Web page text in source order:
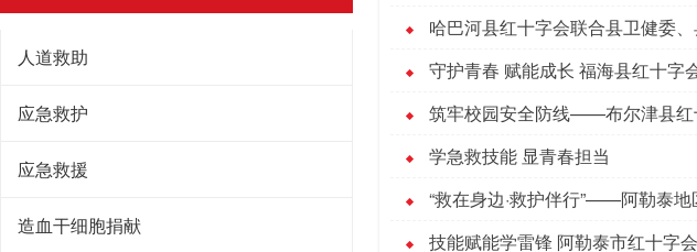
人道救助
应急救护
应急救援
造血干细胞捐献
哈巴河县红十字会联合县卫健委
守护青春 赋能成长 福海县红十字
筑牢校园安全防线——布尔津县红
学急救技能 显青春担当
“救在身边·救护伴行”——阿勒泰
技能赋能学雷锋 阿勒泰市红十字